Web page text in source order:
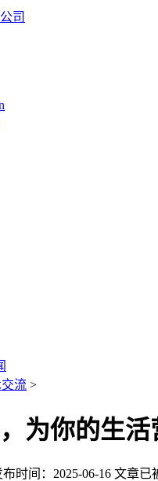
流 >
为你的生
布时间：2025-06-16 文章已